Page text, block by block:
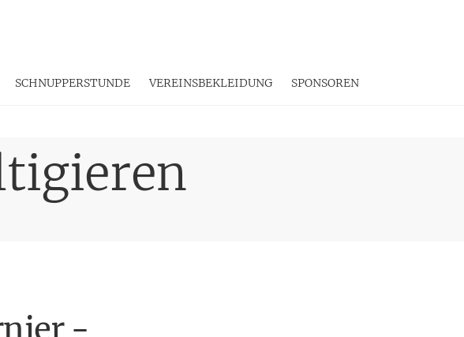
SCHNUPPERSTUNDE VEREINSBEKLEIDUNG SPONSOREN